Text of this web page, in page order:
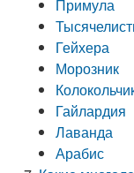
Примула
Гейхера
Морозник
Гайлардия
Лаванда
Арабис